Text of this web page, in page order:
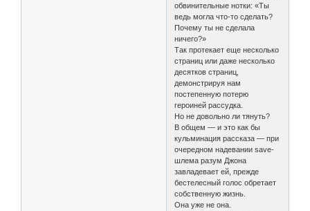
обвинительные нотки: «Ты
ведь могла что-то сделать?
Почему ты не сделала
ничего?»
Так протекает еще несколько
страниц или даже несколько
десятков страниц,
демонстрируя нам
постепенную потерю
героиней рассудка.
Но не довольно ли тянуть?
В общем — и это как бы
кульминация рассказа — при
очередном надевании save-
шлема разум Джона
завладевает ей, прежде
бестелесный голос обретает
собственную жизнь.
Она уже не она.